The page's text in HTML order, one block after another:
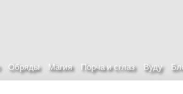
Обряды Магия Порча и сглаз Вуду